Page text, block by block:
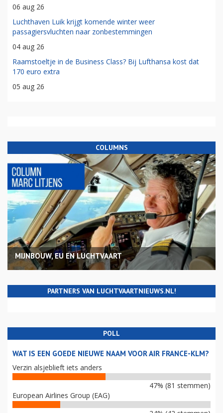
06 aug 26
Luchthaven Luik krijgt komende winter weer
passagiersvluchten naar zonbestemmingen
04 aug 26
Raamstoeltje in de Business Class? Bij Lufthansa kost dat
170 euro extra
05 aug 26
COLUMNS
MIJNBOUW, EU EN LUCHTVAART
PARTNERS VAN LUCHTVAARTNIEUWS.NL!
POLL
WAT IS EEN GOEDE NIEUWE NAAM VOOR AIR FRANCE-KLM?
Verzin alsjeblieft iets anders
47% (81 stemmen)
European Airlines Group (EAG)